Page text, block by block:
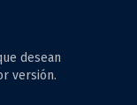
desean
versión.